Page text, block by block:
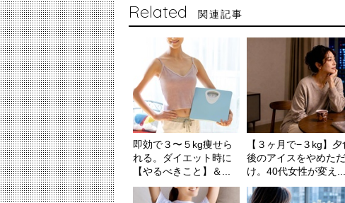
Related 関連記事
即効で３〜５kg痩せら
れる。ダイエット時に
【やるべきこと】＆...
【３ヶ月で−３kg】夕
後のアイスをやめただ
け。40代女性が変え...